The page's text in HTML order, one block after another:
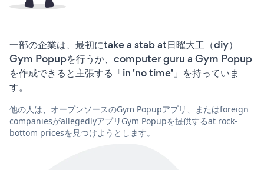
一部の企業は、最初にtake a stab at日曜大工（diy）
Gym Popupを行うか、computer guru a Gym Popup
を作成できると主張する「in 'no time'」を持っていま
す。
他の人は、オープンソースのGym Popupアプリ、またはforeign
companiesがallegedlyアプリGym Popupを提供するat rock-
bottom pricesを見つけようとします。